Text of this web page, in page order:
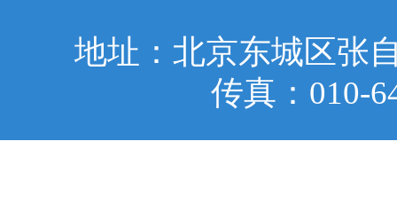
地址：北京东城区张
传真：010-